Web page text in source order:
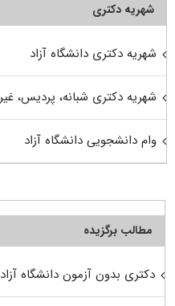
شهریه دکتری
شهریه دکتری دانشگاه آزاد
شهریه دکتری شبانه، پردیس،
وام دانشجویی دانشگاه آزاد
مطالب برگزیده
دکتری بدون آزمون دانشگاه آزاد